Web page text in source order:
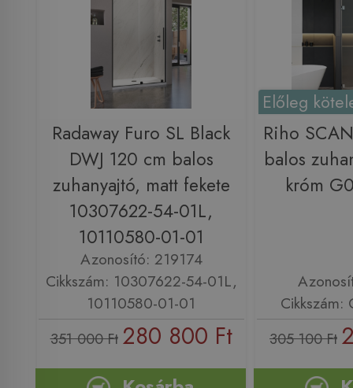
Radaway Furo SL Black
DWJ 120 cm balos
zuhanyajtó, matt fekete
10307622-54-01L,
10110580-01-01
Azonosító: 219174
Cikkszám: 10307622-54-01L,
10110580-01-01
351 000 Ft 280 800 Ft
Előleg
Riho
balos
króm
305 100 Ft